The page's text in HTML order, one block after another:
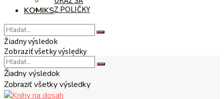
Z POLIČKY
NA TÉMU
KOMIKS
Žiadny výsledok
Zobraziť všetky výsledky
Žiadny výsledok
Zobraziť všetky výsledky